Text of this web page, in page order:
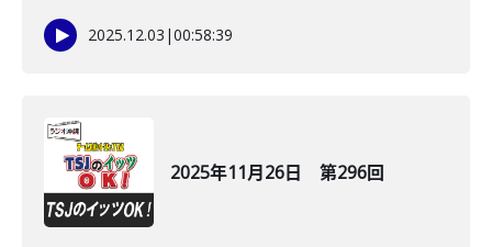
2025.12.03 |00:58:39
2025年11月26日 第296回